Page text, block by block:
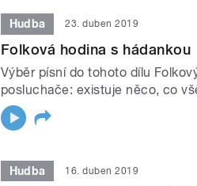
Hudba 23. duben 2019
Folková hodina s hádankou
Výběr písní do tohoto dílu
posluchače: existuje něco, co
Hudba 16. duben 2019